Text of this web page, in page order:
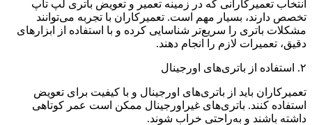
انتخاب تعمیرکارانی که در زمینه تعمیر و تعویض باتری لپ‌ تاپ
تخصص دارند، بسیار مهم است. تعمیرکاران با تجربه می‌توانند
مشکلات باتری را سریع‌تر شناسایی کرده و با استفاده از ابزارهای
دقیق، تعمیرات لازم را انجام دهند.
۲. استفاده از باتری‌های اورجینال
تعمیرکاران باید از باتری‌های اورجینال و با کیفیت برای تعویض
استفاده کنند. باتری‌های غیراورجینال ممکن است عمر کوتاهی
داشته باشند و به‌راحتی خراب شوند.